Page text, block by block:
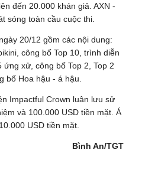
đến 20.000 khán giả. AXN -
sóng toàn cầu cuộc thi.
20/12 gồm các nội dung:
công bố Top 10, trình diễn
ứng xử, công bố Top 2, Top 2
bố Hoa hậu - á hậu.
Impactful Crown luân lưu sử
và 100.000 USD tiền mặt. Á
USD tiền mặt.
Bình An/TGT